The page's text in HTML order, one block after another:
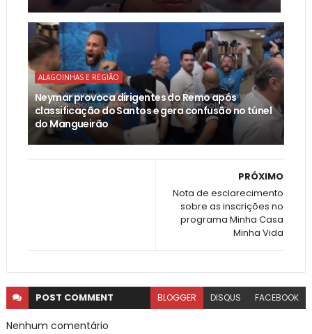
ALAGOINHAS E REGIÃO
Neymar provoca dirigentes do Remo após
classificação do Santos e gera confusão no túnel
do Mangueirão
PRÓXIMO
Nota de esclarecimento
sobre as inscrições no
programa Minha Casa
Minha Vida
POST COMMENT BLOGGER DISQUS FACEBOOK
Nenhum comentário